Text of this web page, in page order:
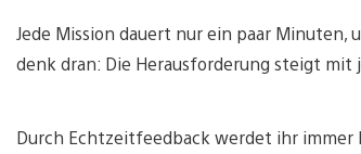
Jede Mission dauert nur ein paar
denk dran: Die Herausforderung steigt mit
Durch Echtzeitfeedback werdet ihr